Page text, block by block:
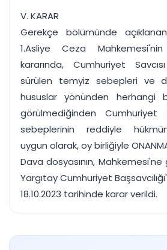
V. KARAR
Gerekçe bölümünde
1.Asliye Ceza Mahkemesi'nin
kararında, Cumhuriyet
sürülen temyiz sebepleri ve
hususlar yönünden herhangi
görülmediğinden Cumhuriyet
sebeplerinin reddiyle
uygun olarak, oy birliğiyle
Dava dosyasının,
Yargıtay Cumhuriyet
18.10.2023 tarihinde karar verildi.